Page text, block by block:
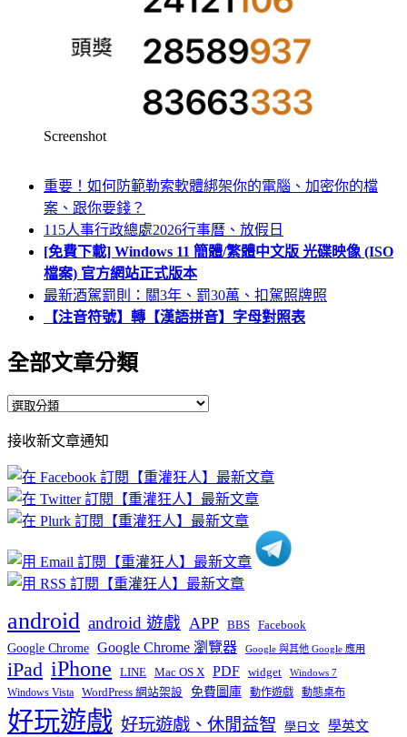
Screenshot
重要！如何防範勒索軟體綁架你的電腦、加密你的檔
案、跟你要錢？
115人事行政總處2026行事曆、放假日
[免費下載] Windows 11 簡體/繁體中文版 光碟映像 (ISO
檔案) 官方網站正式版本
最新酒駕罰則：關3年、罰30萬、扣駕照牌照
【注音符號】轉【漢語拼音】字母對照表
全部文章分類
全
文
章
分
類
接收新文章通知
android android 遊戲 APP BBS Facebook
Google Chrome Google Chrome 瀏覽器 Google 與其他 Google 應用
iPad iPhone LINE Mac OS X PDF widget Windows 7
Windows Vista WordPress 網站架設 免費圖庫 動作遊戲 動態桌布
好玩遊戲 好玩遊戲、休閒益智 學日文 學英文